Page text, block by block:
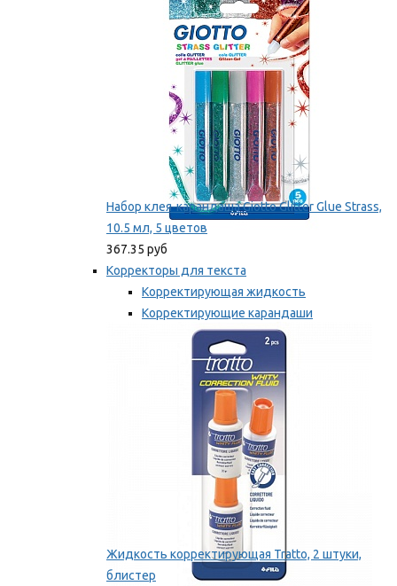
Мы рекомендуем
Набор клея-карандаша Giotto Glitter Glue Strass,
10.5 мл, 5 цветов
367.35 руб
Корректоры для текста
Корректирующая жидкость
Корректирующие карандаши
Корректирующие ленты
Мы рекомендуем
Жидкость корректирующая Tratto, 2 штуки,
блистер